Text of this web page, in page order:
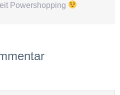
Powershopping